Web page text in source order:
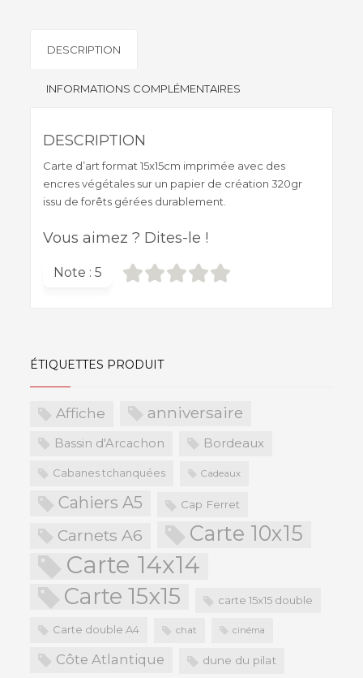
"
en
DESCRIPTION
INFORMATIONS COMPLÉMENTAIRES
DESCRIPTION
Carte d’art format 15x15cm imprimée avec des
encres végétales sur un papier de création 320gr
issu de forêts gérées durablement.
Vous aimez ? Dites-le !
Note : 5
ÉTIQUETTES PRODUIT
Affiche anniversaire
Bassin d'Arcachon Bordeaux
Cabanes tchanquées Cadeaux
Cahiers A5 Cap Ferret
Carnets A6 Carte 10x15
Carte 14x14
Carte 15x15 carte 15x15 double
Carte double A4 chat cinéma
Côte Atlantique dune du pilat